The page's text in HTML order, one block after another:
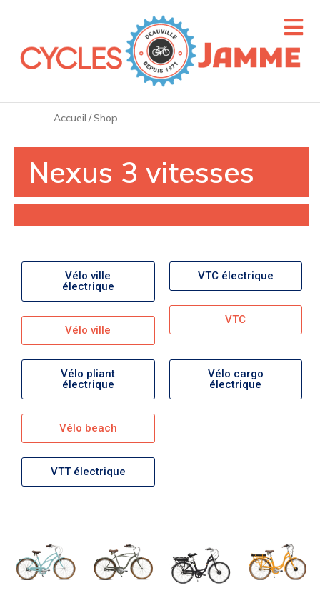
Accueil /Shop
Nexus 3 vitesses
Vélo ville
électrique
Vélo ville
VTC électrique
VTC
Vélo pliant
électrique
Vélo beach
Vélo cargo
électrique
VTT électrique